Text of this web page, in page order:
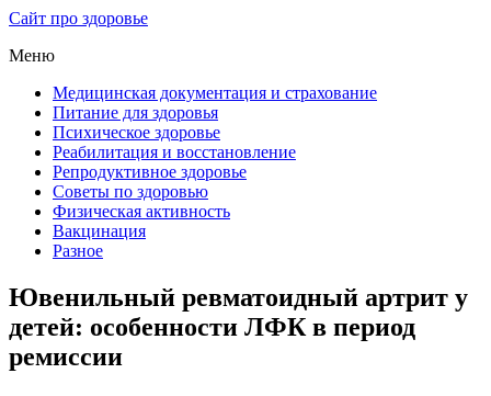
Сайт про здоровье
Меню
Медицинская документация и страхование
Питание для здоровья
Психическое здоровье
Реабилитация и восстановление
Репродуктивное здоровье
Советы по здоровью
Физическая активность
Вакцинация
Разное
Ювенильный ревматоидный артрит у
детей: особенности ЛФК в период
ремиссии